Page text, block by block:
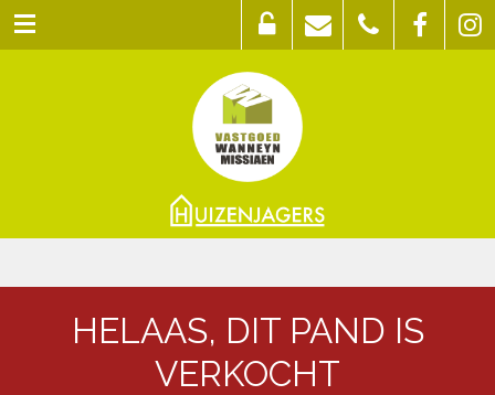
HELAAS, DIT PAND IS
VERKOCHT